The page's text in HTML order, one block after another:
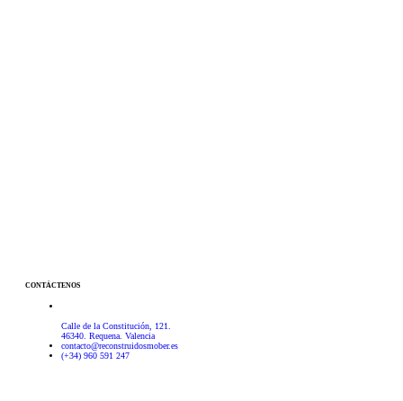
CONTÁCTENOS
Calle de la Constitución, 121.
46340. Requena. Valencia
contacto@reconstruidosmober.es
(+34) 960 591 247